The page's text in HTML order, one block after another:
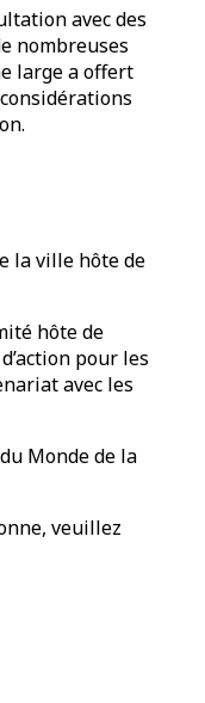
avec des
nombreuses
large a offert
la ville hôte de
hôte de
pour les
avec les
Monde de la
veuillez